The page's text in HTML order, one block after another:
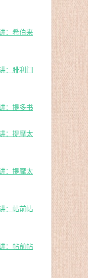
：希伯来
：腓利门
：提多书
：提摩太
：提摩太
：帖前帖
：帖前帖